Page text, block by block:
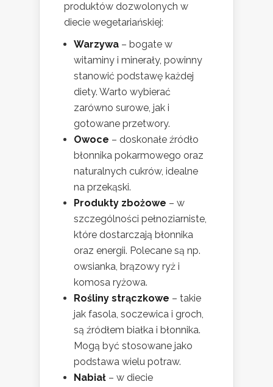
produktów dozwolonych w
diecie wegetariańskiej:
Warzywa – bogate w
witaminy i minerały, powinny
stanowić podstawę każdej
diety. Warto wybierać
zarówno surowe, jak i
gotowane przetwory.
Owoce – doskonałe źródło
błonnika pokarmowego oraz
naturalnych cukrów, idealne
na przekąski.
Produkty zbożowe – w
szczególności pełnoziarniste,
które dostarczają błonnika
oraz energii. Polecane są np.
owsianka, brązowy ryż i
komosa ryżowa.
Rośliny strączkowe – takie
jak fasola, soczewica i groch,
są źródłem białka i błonnika.
Mogą być stosowane jako
podstawa wielu potraw.
Nabiał – w diecie